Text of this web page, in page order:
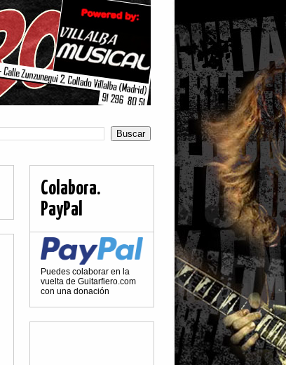
Colabora.
PayPal
Puedes colaborar en la
vuelta de Guitarfiero.com
con una donación